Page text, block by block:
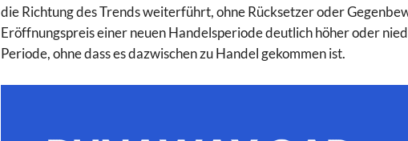
die Richtung des Trends weiterführt, ohne Rücksetzer oder
Eröffnungspreis einer neuen Handelsperiode deutlich höher oder
Periode, ohne dass es dazwischen zu Handel gekommen ist.